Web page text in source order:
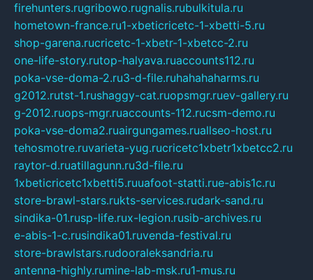
firehunters.rugribowo.rugnalis.rubulkitula.ru
hometown-france.ru1-xbeticricetc-1-xbetti-5.ru
shop-garena.rucricetc-1-xbetr-1-xbetcc-2.ru
one-life-story.rutop-halyava.ruaccounts112.ru
poka-vse-doma-2.ru3-d-file.ruhahahaharms.ru
g2012.rutst-1.rushaggy-cat.ruopsmgr.ruev-gallery.ru
g-2012.ruops-mgr.ruaccounts-112.rucsm-demo.ru
poka-vse-doma2.ruairgungames.ruallseo-host.ru
tehosmotre.ruvarieta-yug.rucricetc1xbetr1xbetcc2.ru
raytor-d.ruatillagunn.ru3d-file.ru
1xbeticricetc1xbetti5.ruuafoot-statti.rue-abis1c.ru
store-brawl-stars.rukts-services.rudark-sand.ru
sindika-01.rusp-life.rux-legion.rusib-archives.ru
e-abis-1-c.rusindika01.ruvenda-festival.ru
store-brawlstars.rudooraleksandria.ru
antenna-highly.rumine-lab-msk.ru1-mus.ru